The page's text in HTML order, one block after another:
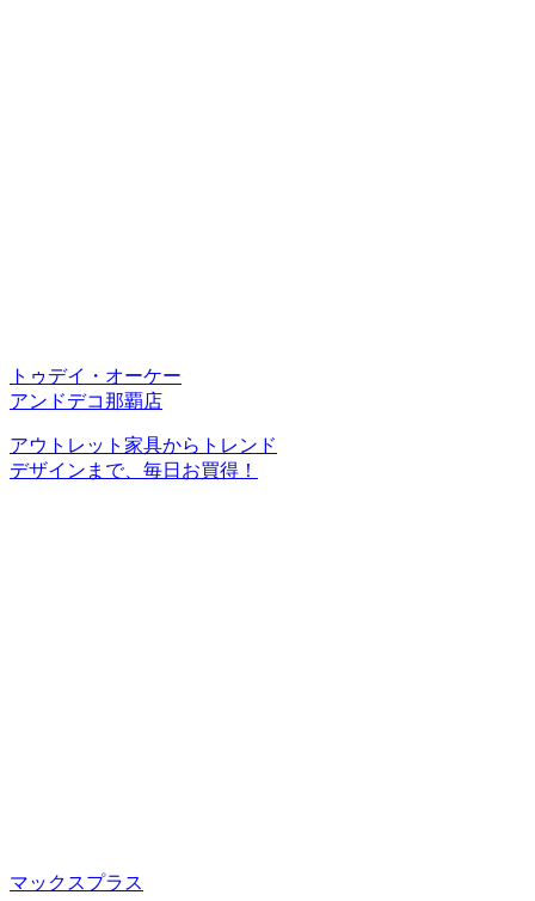
トゥデイ・オーケー
アンドデコ那覇店
アウトレット家具からトレンド
デザインまで、毎日お買得！
マックスプラス